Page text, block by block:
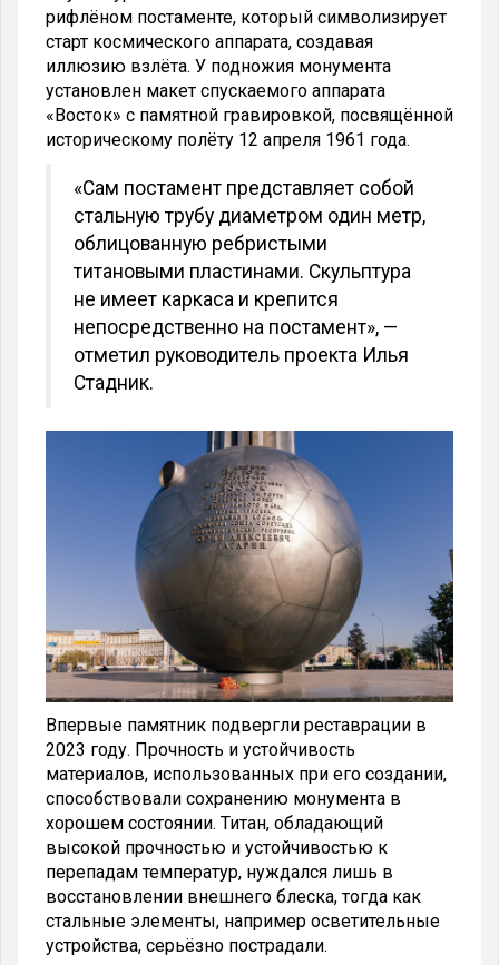
рифлёном постаменте, который символизирует
старт космического аппарата, создавая
иллюзию взлёта. У подножия монумента
установлен макет спускаемого аппарата
«Восток» с памятной гравировкой, посвящённой
историческому полёту 12 апреля 1961 года.
«Сам постамент представляет собой
стальную трубу диаметром один метр,
облицованную ребристыми
титановыми пластинами. Скульптура
не имеет каркаса и крепится
непосредственно на постамент», —
отметил руководитель проекта Илья
Стадник.
Впервые памятник подвергли реставрации в
2023 году. Прочность и устойчивость
материалов, использованных при его создании,
способствовали сохранению монумента в
хорошем состоянии. Титан, обладающий
высокой прочностью и устойчивостью к
перепадам температур, нуждался лишь в
восстановлении внешнего блеска, тогда как
стальные элементы, например осветительные
устройства, серьёзно пострадали.